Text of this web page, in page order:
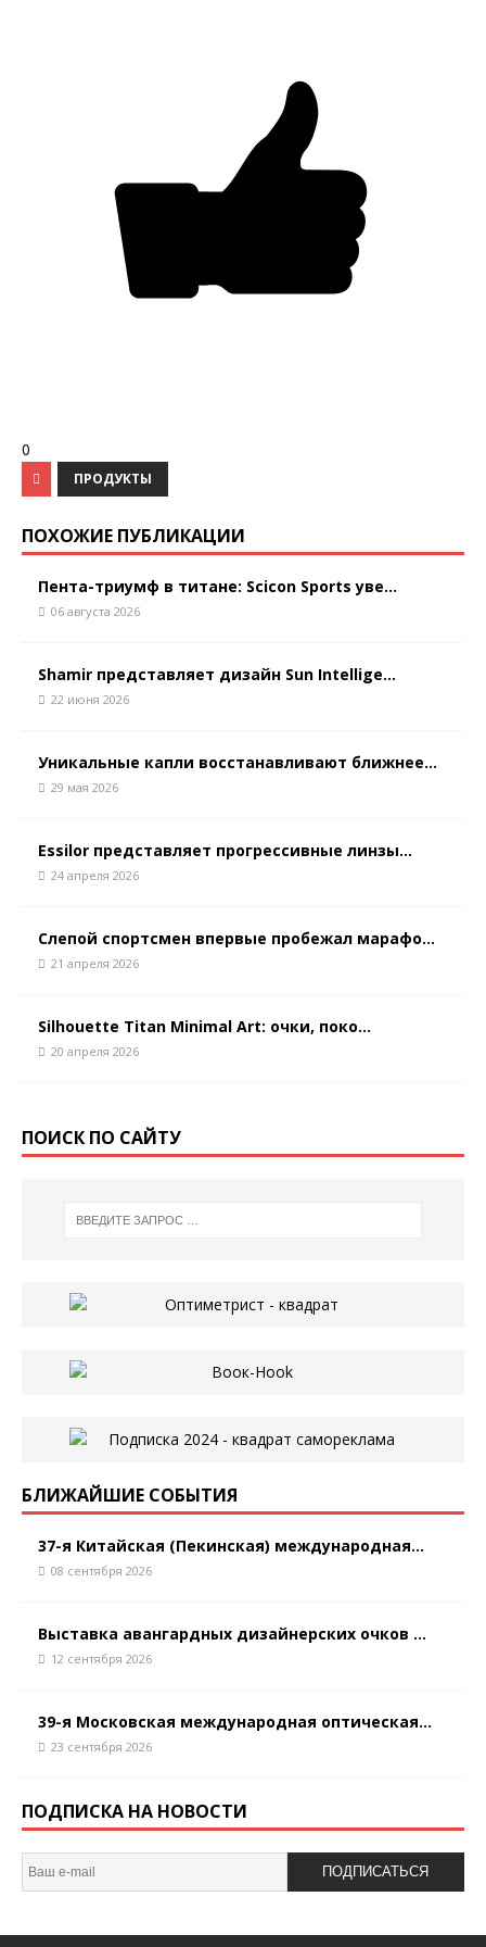
0
ПРОДУКТЫ
ПОХОЖИЕ ПУБЛИКАЦИИ
Пента-триумф в титане: Scicon Sports уве...
06 августа 2026
Shamir представляет дизайн Sun Intellige...
22 июня 2026
Уникальные капли восстанавливают ближнее...
29 мая 2026
Essilor представляет прогрессивные линзы...
24 апреля 2026
Слепой спортсмен впервые пробежал марафо...
21 апреля 2026
Silhouette Titan Minimal Art: очки, поко...
20 апреля 2026
ПОИСК ПО САЙТУ
БЛИЖАЙШИЕ СОБЫТИЯ
37-я Китайская (Пекинская) международная...
08 сентября 2026
Выставка авангардных дизайнерских очков ...
12 сентября 2026
39-я Московская международная оптическая...
23 сентября 2026
ПОДПИСКА НА НОВОСТИ
ПОДПИСАТЬСЯ